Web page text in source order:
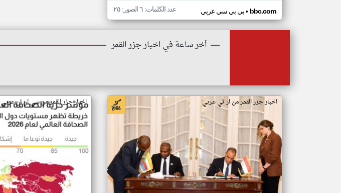
بي بي سي عربي• bbc.com عدد الكلمات: ٦ الصور: ٢٥
أخر ساعة في اخبار جزر القمر
اخبار جزر القمر من ار تي عربي اخبار جزر القمر من سي ان ان عربي